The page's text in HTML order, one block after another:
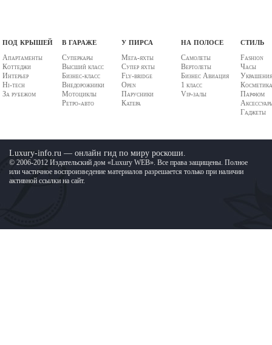
под крышей
Апартаменты
Коттеджи
Интерьер
Hi-tech
За рубежом
в гараже
Суперкары
Высший класс
Бизнес-класс
Внедорожники
Мотоциклы
Ретро-авто
у пирса
Мега-яхты
Супер яхты
Fly-bridge
Open
Парусники
Катера
на полосе
Самолеты
Вертолеты
Бизнес Авиация
1 класс
Vip-залы
стиль
Fashion
Часы
Парфюм
Гаджеты
Luxury-info.ru — онлайн гид по миру роскоши.
© 2006-2012 Издательский дом «Luxury WEB». Все права защищены. Полное
или частичное воспроизведение материалов разрешается только при наличии
активной ссылки на сайт.